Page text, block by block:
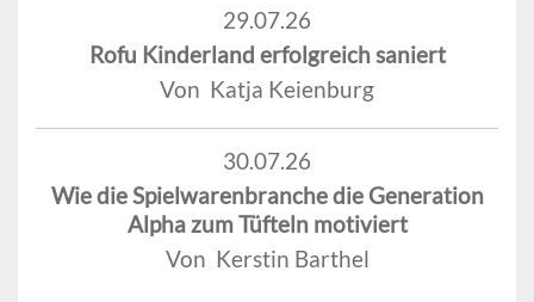
29.07.26
Rofu Kinderland erfolgreich saniert
Von Katja Keienburg
30.07.26
Wie die Spielwarenbranche die Generation
Alpha zum Tüfteln motiviert
Von Kerstin Barthel